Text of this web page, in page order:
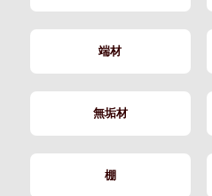
端材
無垢材
棚